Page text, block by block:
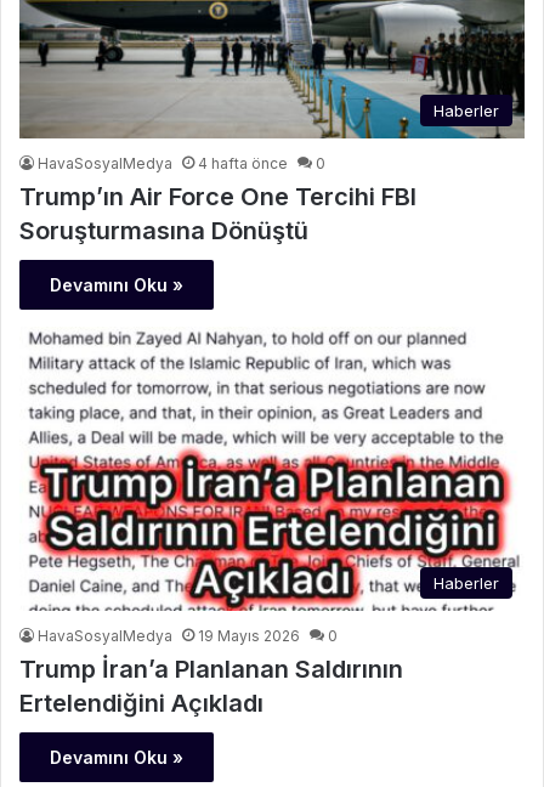
Haberler
HavaSosyalMedya 4 hafta önce 0
Trump’ın Air Force One Tercihi FBI
Soruşturmasına Dönüştü
Devamını Oku »
Haberler
HavaSosyalMedya 19 Mayıs 2026 0
Trump İran’a Planlanan Saldırının
Ertelendiğini Açıkladı
Devamını Oku »